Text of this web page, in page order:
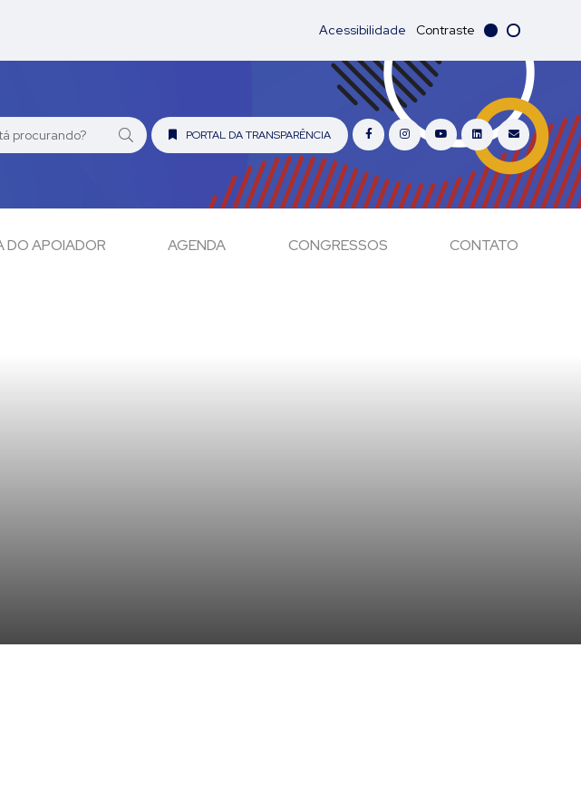
Acessibilidade Contraste
PORTAL DA TRANSPARÊNCIA
DO APOIADOR AGENDA CONGRESSOS CONTATO